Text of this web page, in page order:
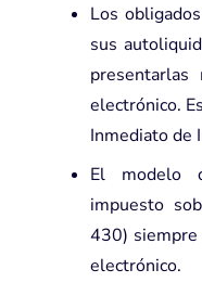
Los
sus
electrónico.
Inmediato de
El modelo
impuesto
430)
electrónico.